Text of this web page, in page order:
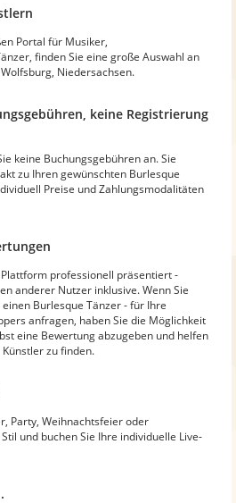
Portal für Musiker,
finden Sie eine große Auswahl an
Niedersachsen.
keine Registrierung
keine Buchungsgebühren an. Sie
zu Ihren gewünschten Burlesque
Preise und Zahlungsmodalitäten
professionell präsentiert -
anderer Nutzer inklusive. Wenn Sie
Burlesque Tänzer - für Ihre
anfragen, haben Sie die Möglichkeit
eine Bewertung abzugeben und helfen
zu finden.
Party, Weihnachtsfeier oder
und buchen Sie Ihre individuelle Live-